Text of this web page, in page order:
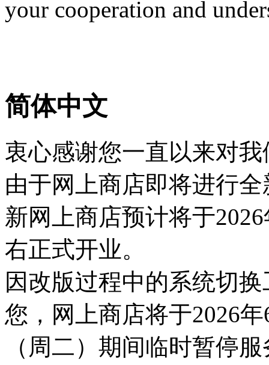
your cooperation and
简体中文
衷心感谢您一直以来对
由于网上商店即将进行
新网上商店预计将于
右正式开业。
因改版过程中的系统切
您，网上商店将于2026
（周二）期间临时暂停